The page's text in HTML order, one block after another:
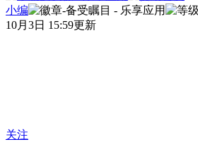
小编
10月3日 15:59更新
关注